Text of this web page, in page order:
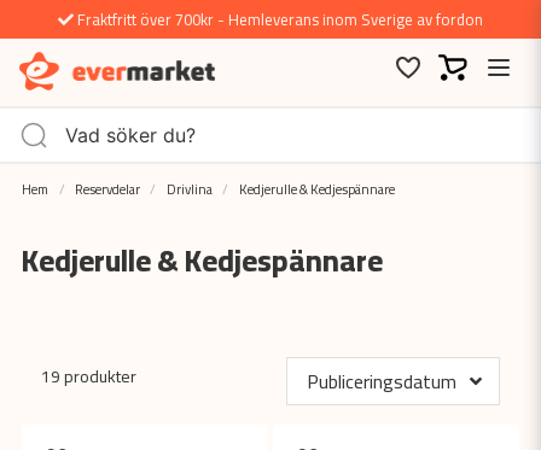
Fraktfritt över 700kr - Hemleverans inom Sverige av fordon
Hem Reservdelar Drivlina Kedjerulle & Kedjespännare
Kedjerulle & Kedjespännare
19 produkter Publiceringsdatum